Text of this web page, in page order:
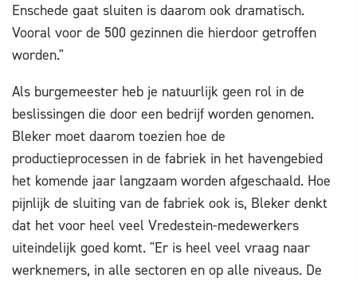
Enschede gaat sluiten is daarom ook dramatisch.
Vooral voor de 500 gezinnen die hierdoor getroffen
worden."
Als burgemeester heb je natuurlijk geen rol in de
beslissingen die door een bedrijf worden genomen.
Bleker moet daarom toezien hoe de
productieprocessen in de fabriek in het havengebied
het komende jaar langzaam worden afgeschaald. Hoe
pijnlijk de sluiting van de fabriek ook is, Bleker denkt
dat het voor heel veel Vredestein-medewerkers
uiteindelijk goed komt. "Er is heel veel vraag naar
werknemers, in alle sectoren en op alle niveaus. De